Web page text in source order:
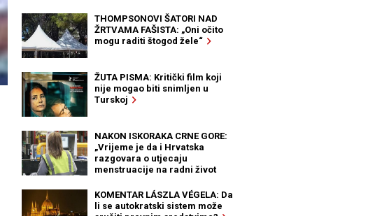
THOMPSONOVI ŠATORI NAD
ŽRTVAMA FAŠISTA: „Oni očito
mogu raditi štogod žele“
ŽUTA PISMA: Kritički film koji
nije mogao biti snimljen u
Turskoj
NAKON ISKORAKA CRNE GORE:
„Vrijeme je da i Hrvatska
razgovara o utjecaju
menstruacije na radni život
KOMENTAR LÁSZLA VÉGELA: Da
li se autokratski sistem može